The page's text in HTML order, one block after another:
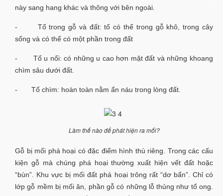
này sang hang khác và thông với bên ngoài.
- Tổ trong gỗ và đất: tổ có thể trong gỗ khô, trong cây
sống và có thể có một phần trong đất
- Tổ u nổi: có những u cao hơn mặt đất và những khoang
chìm sâu dưới đất.
- Tổ chìm: hoàn toàn nằm ẩn náu trong lòng đất.
Làm thế nào để phát hiện ra mối?
Gỗ bị mối phá hoại có đặc điểm hình thù riêng. Trong các cấu
kiện gỗ mà chúng phá hoại thường xuất hiện vết đất hoặc
“bùn”. Khu vực bị mối đất phá hoại trông rất “dơ bẩn”. Chỉ có
lớp gỗ mềm bị mối ăn, phần gỗ có những lỗ thủng như tổ ong.